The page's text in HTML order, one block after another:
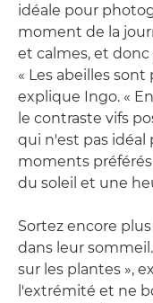
idéale pour
moment de la
et calmes, et
« Les abeilles
explique Ingo. «
le contraste vifs
qui n'est pas idéal
moments
du soleil et une
Sortez encore
dans leur
sur les plantes »,
l'extrémité et ne